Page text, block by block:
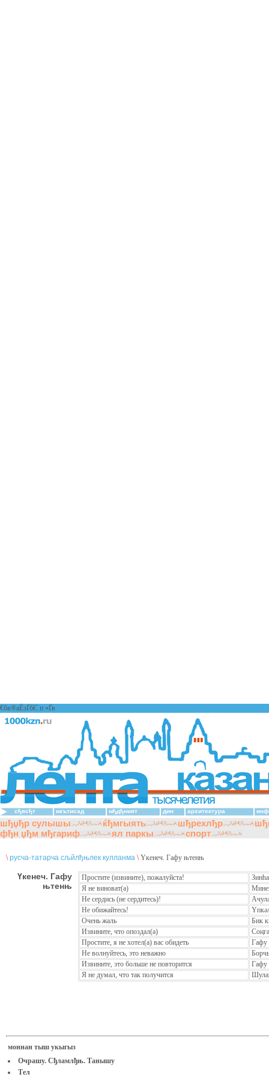
€бв®аЁзҐбЄ п «Ґ­в
сђясђт икътисад мђдђният дин архитектура
шђџђр сулышы ќђмгыять шђрехлђр
фђн џђм мђгариф
ял паркы спорт
\ русча-татарча сљйлђњлек кулланма \Үкенеч. Гафу њтенњ
Үкенеч. Гафу
њтенњ
Простите (извините), пожалуйста!
Я не виноват(а)
Не сердись (не сердитесь)!
Не обижайтесь!
Очень жаль
Бик
Извините, что опоздал(а)
Простите, я не хотел(а) вас обидеть
Гафу
Не волнуйтесь, это неважно
Извините, это больше не повторится
Гафу
Я не думал, что так получится
моннан тыш укыгыз
Очрашу. Сђламлђњ. Танышу
Тел